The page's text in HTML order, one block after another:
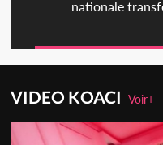
nationale
VIDEO KOACIVoir+